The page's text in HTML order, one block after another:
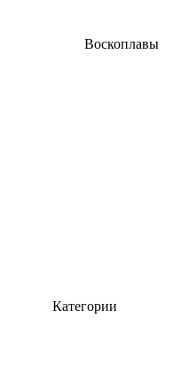
Воскоплавы
Категории